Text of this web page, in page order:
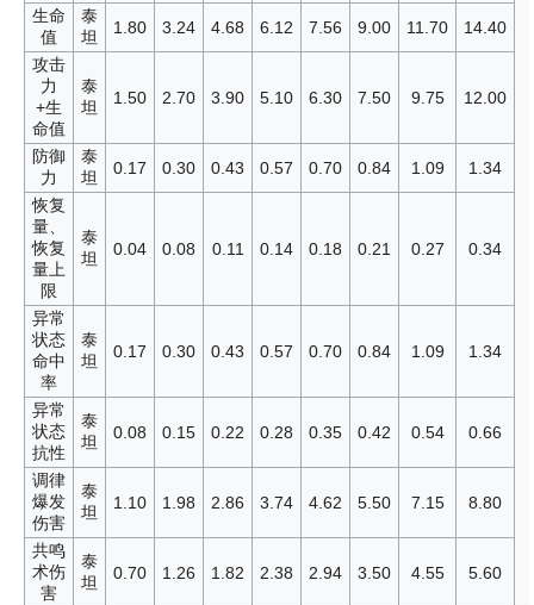
生命
值
泰
坦
1.80 3.24 4.68 6.12 7.56 9.00 11.70
14.40
攻击
力
+生
命值
泰
坦
1.50 2.70 3.90 5.10 6.30 7.50 9.75 12.00
防御
力
泰
坦
0.17 0.30 0.43 0.57 0.70 0.84 1.09
1.34
恢复
量、
恢复
量上
限
泰
坦
0.04 0.08 0.11 0.14 0.18 0.21 0.27 0.34
异常
状态
命中
率
泰
坦
0.17 0.30 0.43 0.57 0.70 0.84 1.09 1.34
异常
状态
抗性
泰
坦
0.08 0.15 0.22 0.28 0.35 0.42 0.54 0.66
调律
爆发
伤害
泰
坦
1.10 1.98 2.86 3.74 4.62 5.50 7.15 8.80
共鸣
术伤
害
泰
坦
0.70 1.26 1.82 2.38 2.94 3.50 4.55 5.60